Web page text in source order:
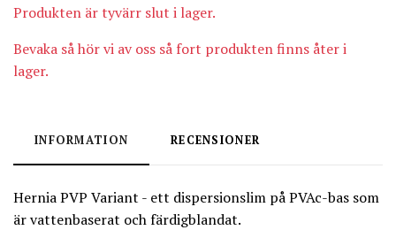
Produkten är tyvärr slut i lager.
Bevaka så hör vi av oss så fort produkten finns åter i
lager.
INFORMATION RECENSIONER
Hernia PVP Variant - ett dispersionslim på PVAc-bas som
är vattenbaserat och färdigblandat.